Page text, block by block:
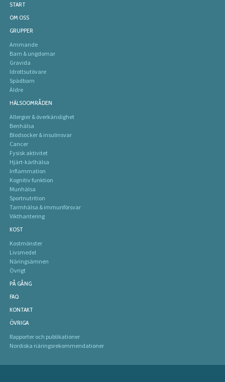
START
OM OSS
GRUPPER
Ammande
Barn & ungdomar
Gravida
Idrottsutövare
Spädbarn
Äldre
HÄLSOOMRÅDEN
Allergier & överkänslighet
Benhälsa
Blodsocker & insulinsvar
Cancer
Fysisk aktivitet
Hjärt-kärlhälsa
Inflammation
Kognitiv funktion
Munhälsa
Sportnutrition
Tarmhälsa & immunförsvar
Vikthantering
KOST
Kostmönster
Livsmedel
Näringsämnen
Övrigt
PÅ GÅNG
FAQ
KONTAKT
ÖVRIGA
Rapporter och publikationer
Nordiska näringsrekommendationer